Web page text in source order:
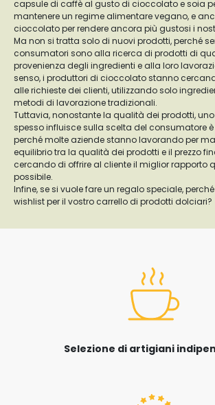
capsule di caffè al gusto di cioccolato e soia
mantenere un regime alimentare vegano, e
cioccolato per rendere ancora più gustosi i
Ma non si tratta solo di nuovi prodotti, perché
consumatori sono alla ricerca di prodotti di
provenienza degli ingredienti e alla loro
senso, i produttori di cioccolato stanno
alle richieste dei clienti, utilizzando solo
metodi di lavorazione tradizionali.
Tuttavia, nonostante la qualità dei prodotti,
spesso influisce sulla scelta del consumatore è
perché molte aziende stanno lavorando per
equilibrio tra la qualità dei prodotti e il prezzo
cercando di offrire al cliente il miglior rapporto
possibile.
Infine, se si vuole fare un regalo speciale,
wishlist per il vostro carrello di prodotti dolciari?
Selezione di artigiani